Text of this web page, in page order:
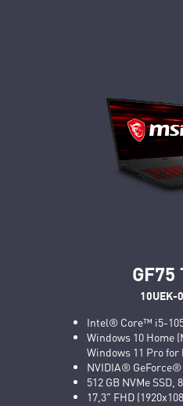
GF75
10UEK-
Intel® Core™ i5-
Windows 10 Home
Windows 11 Pro for
NVIDIA®
512 GB NVMe SSD,
17,3" FHD